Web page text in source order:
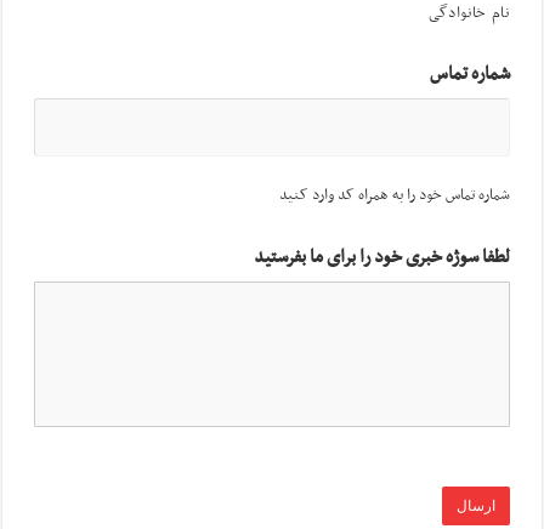
نام خانوادگی
شماره تماس
شماره تماس خود را به همراه کد وارد کنید
لطفا سوژه خبری خود را برای ما بفرستید